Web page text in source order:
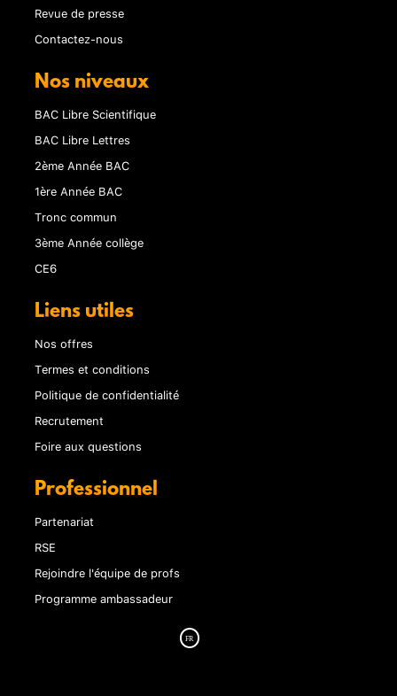
Revue de presse
Contactez-nous
Nos niveaux
BAC Libre Scientifique
BAC Libre Lettres
2ème Année BAC
1ère Année BAC
Tronc commun
3ème Année collège
CE6
Liens utiles
Nos offres
Termes et conditions
Politique de confidentialité
Recrutement
Foire aux questions
Professionnel
Partenariat
RSE
Rejoindre l'équipe de profs
Programme ambassadeur